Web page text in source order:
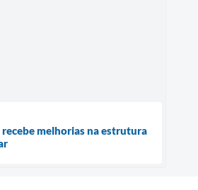
melhorias na estrutura